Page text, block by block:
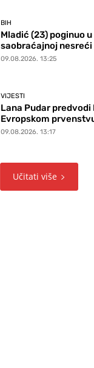
BIH
Mladić (23) poginuo u
saobraćajnoj
09.08.2026. 13:25
VIJESTI
Lana Pudar predvodi
Evropskom
09.08.2026. 13:17
Učitati više